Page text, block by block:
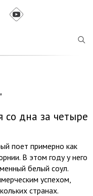
со дна за четыре
поет примерно как
В этом году у него
белый соул.
успехом,
странах.